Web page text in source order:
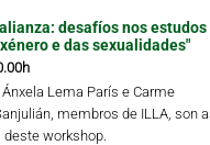
desafíos nos estudos
e das sexualidades"
Lema París e Carme
membros de ILLA, son
workshop.